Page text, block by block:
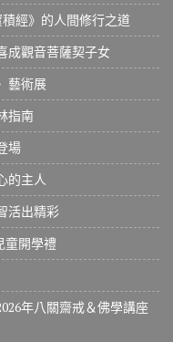
經》的人間修行之道
成觀音菩薩契子女
藝術展
指南
場
的主人
活出精彩
童開學禮
年八關齋戒＆佛學講座